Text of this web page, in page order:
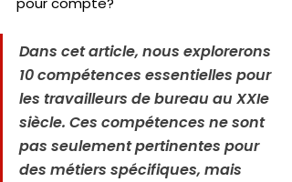
Dans cet article, nous explorerons
10 compétences essentielles pour
les travailleurs de bureau au XXIe
siècle. Ces compétences ne sont
pas seulement pertinentes pour
des métiers spécifiques, mais